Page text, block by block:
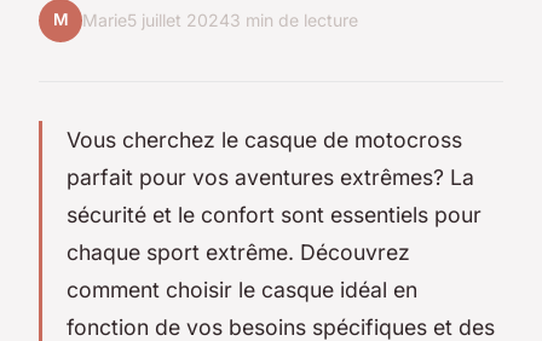
M Marie5 juillet 20243 min de lecture
Vous cherchez le casque de motocross
parfait pour vos aventures extrêmes? La
sécurité et le confort sont essentiels pour
chaque sport extrême. Découvrez
comment choisir le casque idéal en
fonction de vos besoins spécifiques et des